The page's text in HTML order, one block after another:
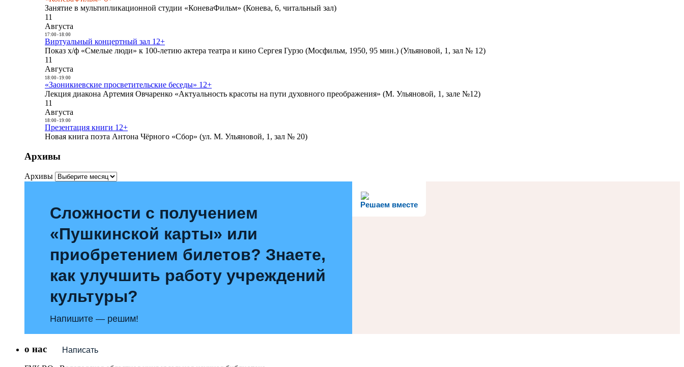
Занятие в мультипликационной студии «КоневаФильм» (Конева, 6, читальный зал)
11
Августа
17:00- 18:00
Виртуальный концертный зал 12+
Показ х/ф «Смелые люди» к 100-летию актера театра и кино Сергея Гурзо (Мосфильм, 1950, 95 мин.) (Ульяновой, 1, зал № 12)
11
Августа
18:00- 19:00
«Заоникиевские просветительские беседы» 12+
Лекция диакона Артемия Овчаренко «Актуальность красоты на пути духовного преображения» (М. Ульяновой, 1, зале №12)
11
Августа
18:00- 19:00
Презентация книги 12+
Новая книга поэта Антона Чёрного «Сбор» (ул. М. Ульяновой, 1, зал № 20)
Архивы
Архивы
Решаем вместе
Сложности с получением
«Пушкинской карты» или
приобретением билетов? Знаете,
как улучшить работу учреждений
культуры?
Напишите — решим!
Написать
о нас